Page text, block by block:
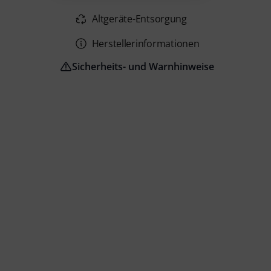
Altgeräte-Entsorgung
Herstellerinformationen
Sicherheits- und Warnhinweise